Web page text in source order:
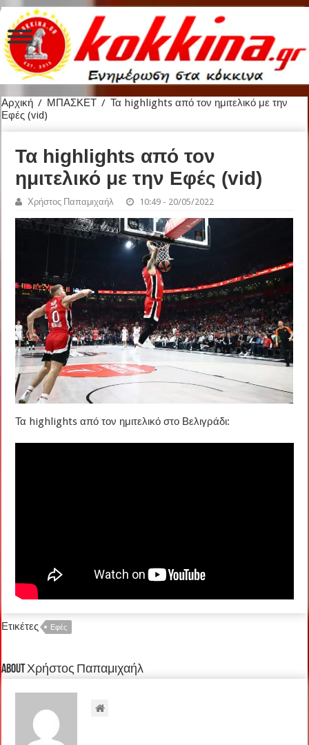
Αρχική / ΜΠΑΣΚΕΤ / Τα highlights από τον ημιτελικό με την
Εφές (vid)
Τα highlights από τον
ημιτελικό με την Εφές (vid)
Χρήστος Παπαμιχαήλ 10:49 - 20/05/2022
Τα highlights από τον ημιτελικό στο Βελιγράδι:
Ετικέτες Εφές
About Χρήστος Παπαμιχαήλ